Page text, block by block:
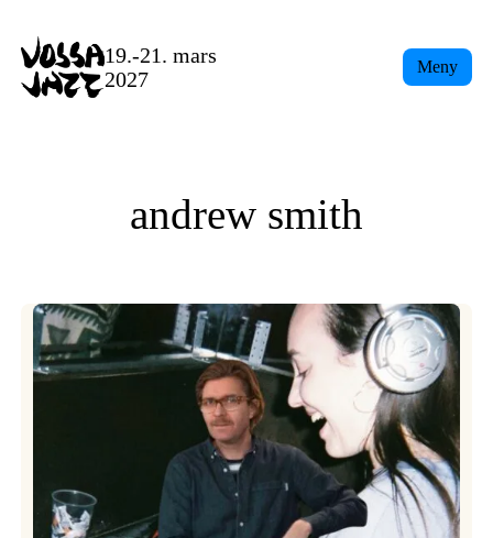
content
19.-21. mars
2027
Meny
andrew smith